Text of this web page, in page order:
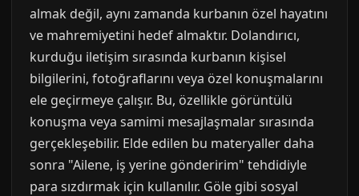
almak değil, aynı zamanda kurbanın özel hayatını
ve mahremiyetini hedef almaktır. Dolandırıcı,
kurduğu iletişim sırasında kurbanın kişisel
bilgilerini, fotoğraflarını veya özel konuşmalarını
ele geçirmeye çalışır. Bu, özellikle görüntülü
konuşma veya samimi mesajlaşmalar sırasında
gerçekleşebilir. Elde edilen bu materyaller daha
sonra "Ailene, iş yerine gönderirim" tehdidiyle
para sızdırmak için kullanılır. Göle gibi sosyal